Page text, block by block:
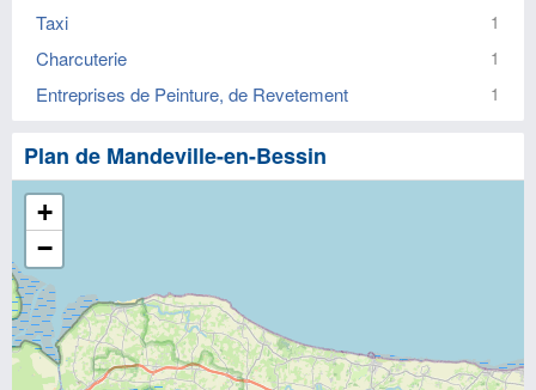
Taxi 1
Charcuterie 1
Entreprises de Peinture, de Revetement 1
Plan de Mandeville-en-Bessin
+
−